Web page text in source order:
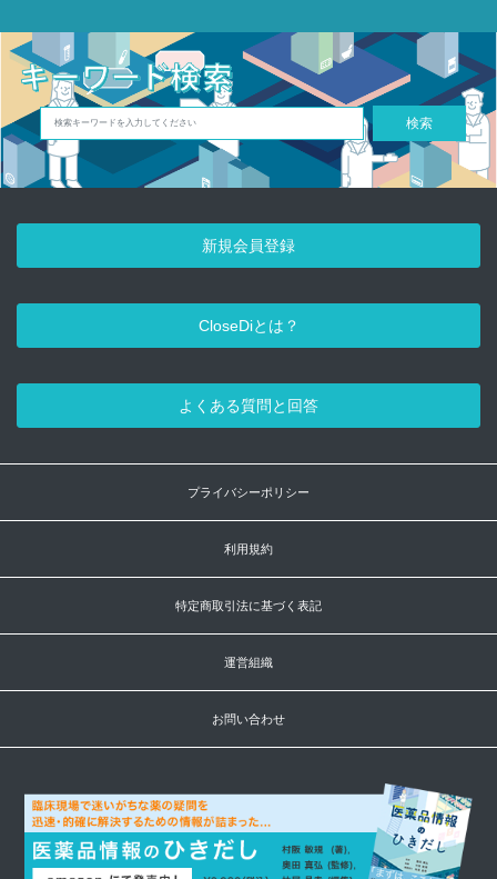
検索
新規会員登録
CloseDiとは？
よくある質問と回答
プライバシーポリシー
利用規約
特定商取引法に基づく表記
運営組織
お問い合わせ